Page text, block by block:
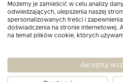
Możemy je zamieścić w celu analizy
odwiedzających, ulepszenia naszej
spersonalizowanych treści i
doświadczenia na stronie internetowej.
na temat plików cookie, których
Akceptuj